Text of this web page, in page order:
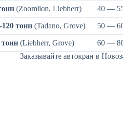
(Zoomlion, Liebherr) 40 —
тонн (Tadano, Grove) 50 —
(Liebherr, Grove) 60 —
Заказывайте автокран в